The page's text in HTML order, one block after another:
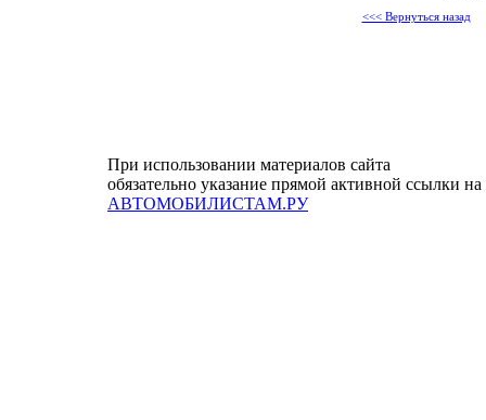
<<< Вернуться назад
При использовании материалов сайта
обязательно указание прямой активной ссылки на
АВТОМОБИЛИСТАМ.РУ